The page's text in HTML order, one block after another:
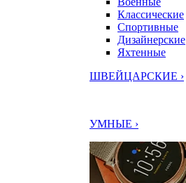
Классические
Спортивные
Дизайнерские
Яхтенные
ШВЕЙЦАРСКИЕ ›
УМНЫЕ ›